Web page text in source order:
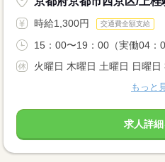
時給1,300円 交通費全額支給
15：00〜19：00（実働04：
火曜日 木曜日 土曜日 日曜日
もっと
求人詳